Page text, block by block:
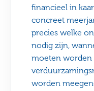
financieel in
concreet
precies welke
nodig zijn,
moeten worden
worden